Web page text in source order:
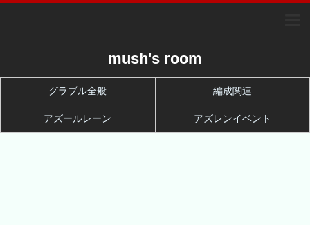
mush's room
グラブル全般 編成関連
アズールレーン アズレンイベント